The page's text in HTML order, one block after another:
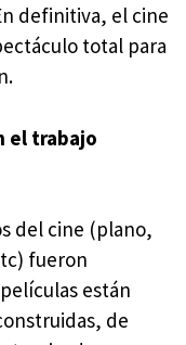
definitiva, el cine
total para
el trabajo
del cine (plano,
fueron
están
de